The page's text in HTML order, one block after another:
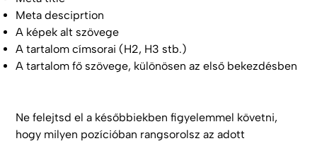
Meta desciprtion
A képek alt szövege
A tartalom címsorai (H2, H3 stb.)
A tartalom fő szövege, különösen az első bekezdésben
Ne felejtsd el a későbbiekben figyelemmel követni,
hogy milyen pozícióban rangsorolsz az adott